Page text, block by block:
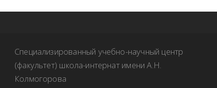
Специализированный учебно-научный центр
(факультет) школа-интернат имени А.Н.
Колмогорова